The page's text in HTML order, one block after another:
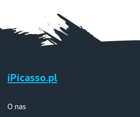
iPicasso.pl
O nas